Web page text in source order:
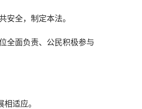
全，制定本法。
全面负责、公民积极参与
适应。